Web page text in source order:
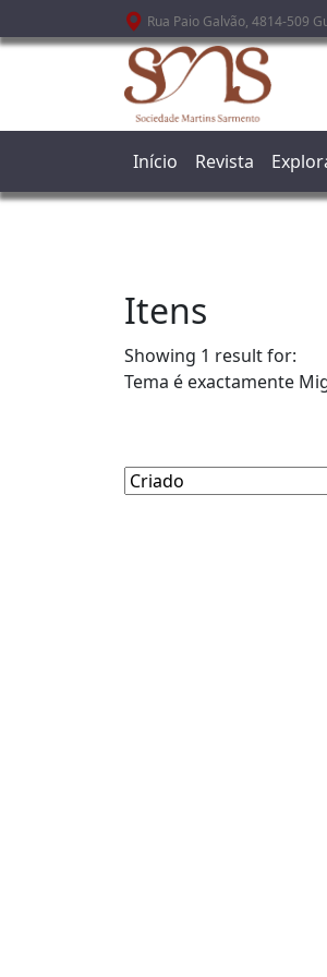
Passar para o conteúdo principal
Rua Paio Galvão, 4814-509
Início Revista
Itens
Showing 1 result for:
Tema é exactamente